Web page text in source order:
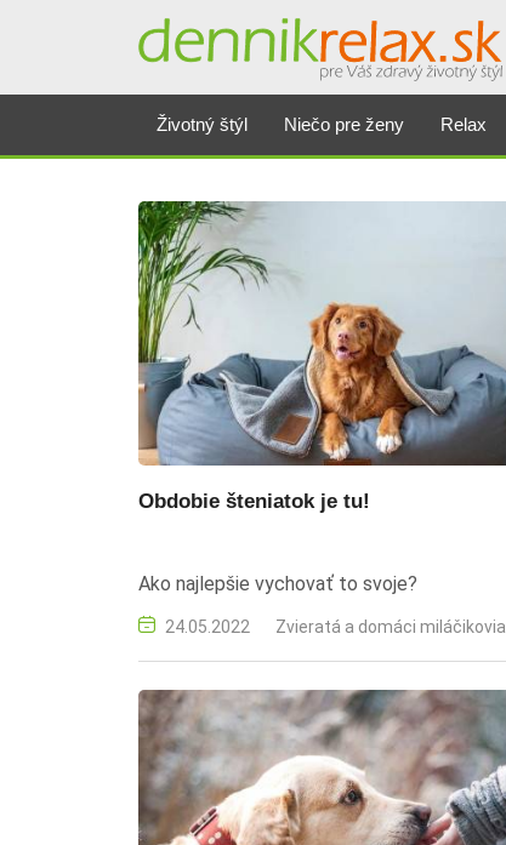
Dennikrelax
Životný štýl Niečo pre ženy Relax
Obdobie šteniatok je tu!
Ako najlepšie vychovať to svoje?
24.05.2022 Zvieratá a domáci miláčikovia